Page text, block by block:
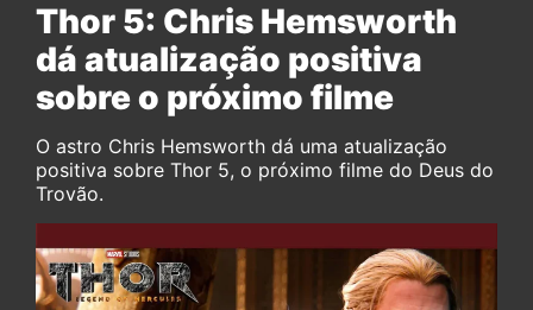
Thor 5: Chris Hemsworth
dá atualização positiva
sobre o próximo filme
O astro Chris Hemsworth dá uma atualização
positiva sobre Thor 5, o próximo filme do Deus do
Trovão.